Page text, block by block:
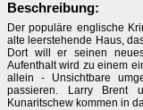
Beschreibung:
Der populäre englische
alte leerstehende Haus,
Dort will er seinen
Aufenthalt wird zu einem
allein - Unsichtbare
passieren. Larry Brent
Kunaritschew kommen in